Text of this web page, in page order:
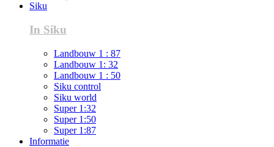
Siku
In Siku
Landbouw 1 : 87
Landbouw 1: 32
Landbouw 1 : 50
Siku control
Siku world
Super 1:32
Super 1:50
Super 1:87
Informatie